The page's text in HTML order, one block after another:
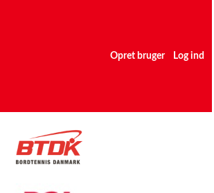
Opret bruger Log ind